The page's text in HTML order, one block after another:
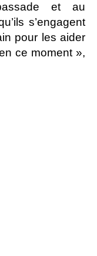
et au
s’engagent
pour les aider
ce moment »,